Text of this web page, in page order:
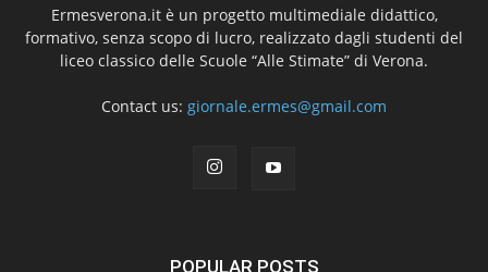
Ermesverona.it è un progetto multimediale didattico,
formativo, senza scopo di lucro, realizzato dagli studenti del
liceo classico delle Scuole “Alle Stimate” di Verona.
Contact us: giornale.ermes@gmail.com
POPULAR POSTS